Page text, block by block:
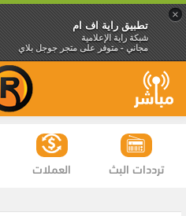
×
تطبيق راية اف ام
شبكة راية الإعلامية
مجاني - متوفر على متجر جوجل بلاي
العملات ترددات البث